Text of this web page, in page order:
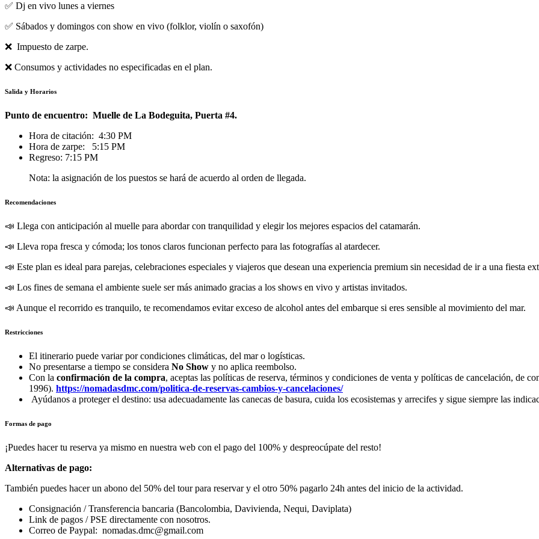
✅ Dj en vivo lunes a viernes
✅ Sábados y domingos con show en vivo (folklor, violín o saxofón)
❌ Impuesto de zarpe.
❌ Consumos y actividades no especificadas en el plan.
Salida y Horarios
Punto de encuentro: Muelle de La Bodeguita, Puerta #4.
Hora de citación: 4:30 PM
Hora de zarpe: 5:15 PM
Regreso: 7:15 PM
Nota: la asignación de los puestos se hará de acuerdo al orden de llegada.
Recomendaciones
📣 Llega con anticipación al muelle para abordar con tranquilidad y elegir los mejores espacios del catamarán.
📣 Lleva ropa fresca y cómoda; los tonos claros funcionan perfecto para las fotografías al atardecer.
📣 Este plan es ideal para parejas, celebraciones especiales y viajeros que desean una experiencia premium sin necesidad de ir a una fiesta
📣 Los fines de semana el ambiente suele ser más animado gracias a los shows en vivo y artistas invitados.
📣 Aunque el recorrido es tranquilo, te recomendamos evitar exceso de alcohol antes del embarque si eres sensible al movimiento del mar.
Restricciones
El itinerario puede variar por condiciones climáticas, del mar o logísticas.
No presentarse a tiempo se considera No Show y no aplica reembolso.
Con la confirmación de la compra, aceptas las políticas de reserva, términos y condiciones de venta y políticas de cancelación, de
1996). https://nomadasdmc.com/politica-de-reservas-cambios-y-cancelaciones/
Ayúdanos a proteger el destino: usa adecuadamente las canecas de basura, cuida los ecosistemas y arrecifes y sigue siempre las
Formas de pago
¡Puedes hacer tu reserva ya mismo en nuestra web con el pago del 100% y despreocúpate del resto!
Alternativas de pago:
También puedes hacer un abono del 50% del tour para reservar y el otro 50% pagarlo 24h antes del inicio de la actividad.
Consignación / Transferencia bancaria (Bancolombia, Davivienda, Nequi, Daviplata)
Link de pagos / PSE directamente con nosotros.
Correo de Paypal: nomadas.dmc@gmail.com